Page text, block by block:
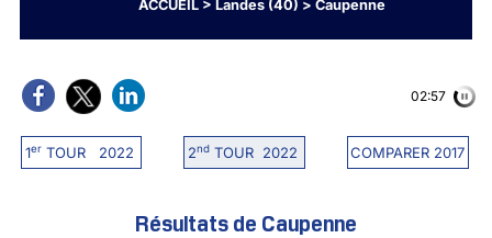
ACCUEIL> Landes (40) > Caupenne
1erTOUR 2022 2ndTOUR 2022 COMPARER 2017
02:56
Résultats de Caupenne